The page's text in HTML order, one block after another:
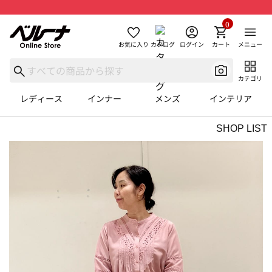
お気に入り カタログ ログイン カート
0
メニュー
カテゴリ
レディース インナー メンズ インテリア
SHOP LIST